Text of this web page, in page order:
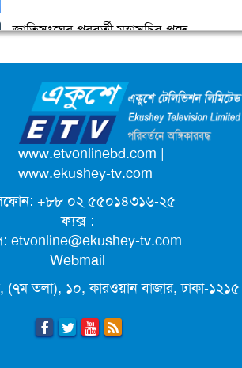
মাদক মামলায় পাপিয়া দম্পতির বিরুদ্ধে
জাতিসংঘের পরবর্তী মহাসচিব পদে
ক্যাম্পাস অ্যাম্বাসেডর নিয়োগ দিচ্ছে একুশে
টেলিভিশন
পদোন্নতি পেয়ে সচিব হলেন ২ কর্মকর্তা
লিগ্যাল এইডের মাধ্যমে সন্তান ফিরে পেল
সেই কিশোরী মা জুঁই
জেট ফুয়েলের দাম কমলো লিটারে ১৯ টাকা
মূল্যস্ফীতি কমে জুনে ৯ দশমিক ১৬ শতাংশ
www.etvonlinebd.com |
www.ekushey-tv.com
+৮৮ ০২ ৫৫০১৪৩১৬-২৫
ফ্যক্স :
etvonline@ekushey-tv.com
Webmail
(৭ম তলা), ১০, কারওয়ান বাজার, ঢাকা-১২১৫